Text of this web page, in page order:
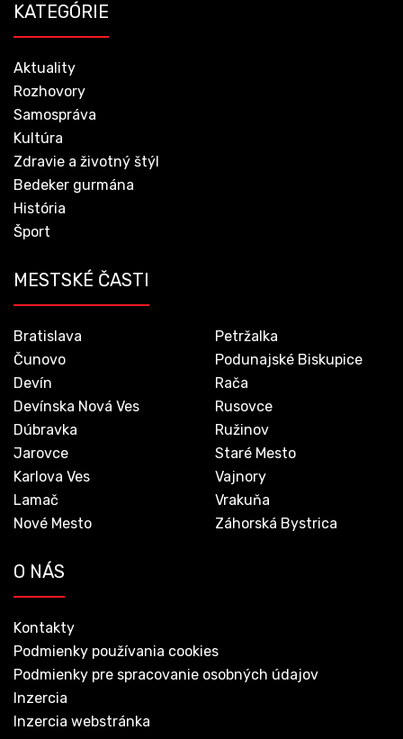
KATEGÓRIE
Aktuality
Rozhovory
Samospráva
Kultúra
Zdravie a životný štýl
Bedeker gurmána
História
Šport
MESTSKÉ ČASTI
Bratislava
Čunovo
Devín
Devínska Nová Ves
Dúbravka
Jarovce
Karlova Ves
Lamač
Nové Mesto
Petržalka
Podunajské Biskupice
Rača
Rusovce
Ružinov
Staré Mesto
Vajnory
Vrakuňa
Záhorská Bystrica
O NÁS
Kontakty
Podmienky používania cookies
Podmienky pre spracovanie osobných údajov
Inzercia
Inzercia webstránka